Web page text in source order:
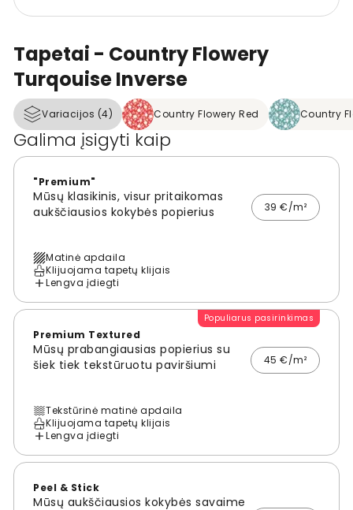
Tapetai - Country Flowery
Turqouise Inverse
Variacijos (4) Country Flowery Red Country
Galima įsigyti kaip
"Premium"
Mūsų klasikinis, visur pritaikomas
aukščiausios kokybės popierius
39 €/m²
Matinė apdaila
Klijuojama tapetų klijais
Lengva įdiegti
Populiarus pasirinkimas
Premium Textured
Mūsų prabangiausias popierius su
šiek tiek tekstūruotu paviršiumi
45 €/m²
Tekstūrinė matinė apdaila
Klijuojama tapetų klijais
Lengva įdiegti
Peel & Stick
Mūsų aukščiausios kokybės savaime